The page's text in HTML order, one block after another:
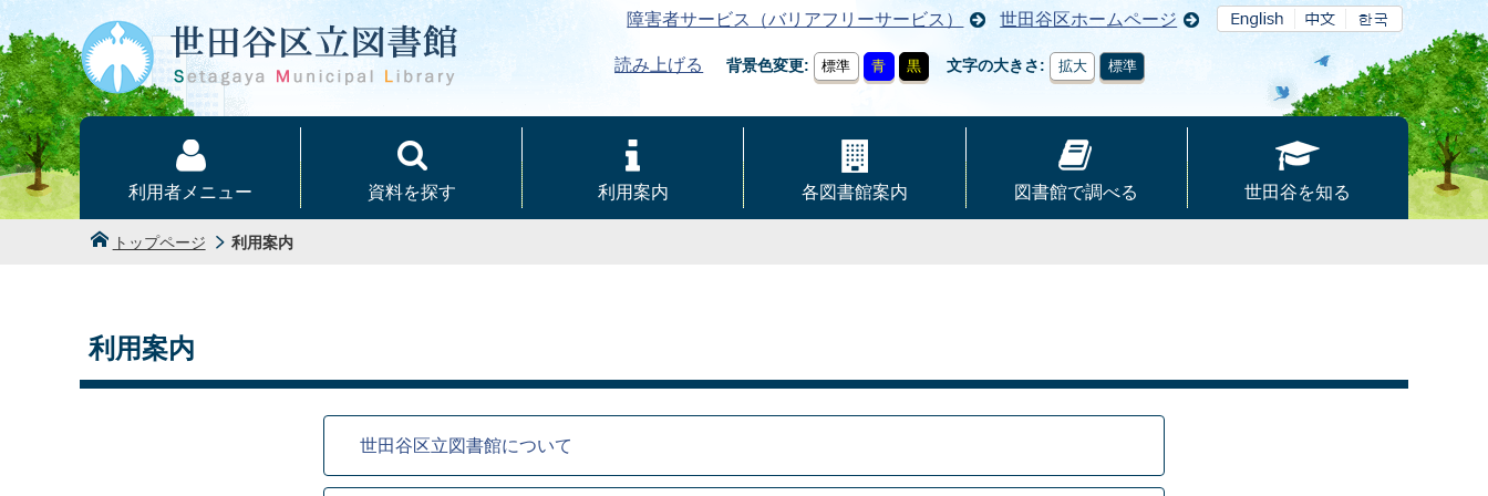
本文へ
障害者サービス（バリアフリーサービス） 世田谷区ホームページ
読み上げる 背景色変更 標準 青 黒 文字の大きさ 拡大 標準
利用者メニュー 資料を探す 利用案内 各図書館案内 図書館で調べる 世田谷を知る
トップページ 利用案内
利用案内
世田谷区立図書館について